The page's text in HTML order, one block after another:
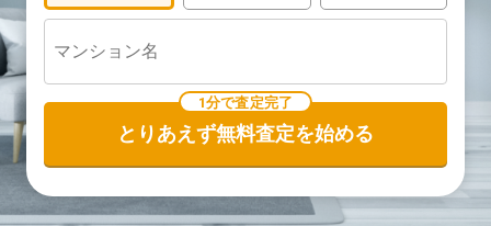
1分で査定完了
とりあえず無料査定を始める